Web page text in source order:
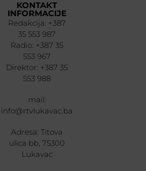
KONTAKT
INFORMACIJE
Redakcija: +387
35 553 987
Radio: +387 35
553 967
Direktor: +387 35
553 988
mail:
info@rtvlukavac.ba
Adresa: Titova
ulica bb, 75300
Lukavac